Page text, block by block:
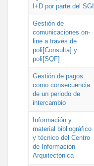
I+D por parte del SGI
Gestión de
comunicaciones on-
line a través de
poli[Consulta] y
poli[SQF]
Gestión de pagos
como consecuencia
de un periodo de
intercambio
Información y
material bibliográfico
y técnico del Centro
de Información
Arquitectónica